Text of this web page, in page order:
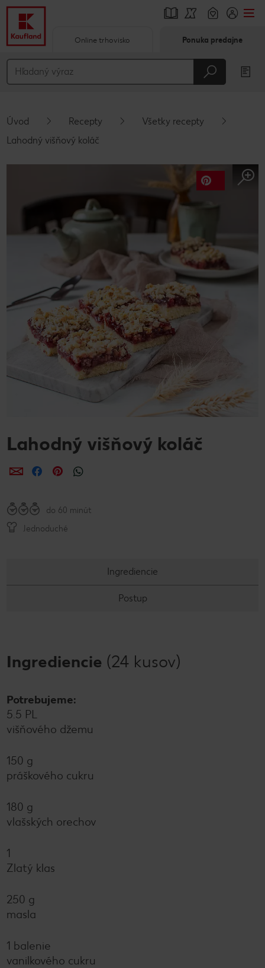
Hlavný obsah
Vyskakovací bočný panel
Online trhovisko Ponuka predajne
Úvod Recepty
Všetky recepty
Lahodný višňový koláč
Lahodný višňový koláč
ZdieľaťZdieľaťZdieľať
do 60 minút
Jednoduché
Ingrediencie
Postup
Ingrediencie (24 kusov)
Potrebujeme:
5.5 PL
višňového džemu
150 g
práškového cukru
180 g
vlašských orechov
1
Zlatý klas
250 g
masla
1 balenie
vanilkového cukru